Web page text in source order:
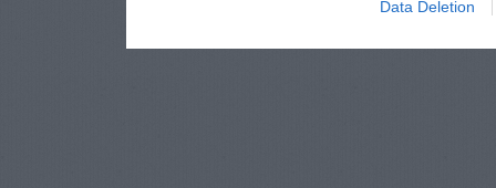
Data Deletion